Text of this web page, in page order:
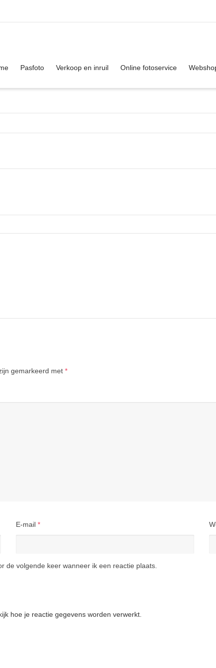
me the colour items.
Pasfoto Verkoop en inruil Online fotoservice
gemarkeerd met *
E-mail *
de volgende keer wanneer ik een reactie plaats.
hoe je reactie gegevens worden verwerkt